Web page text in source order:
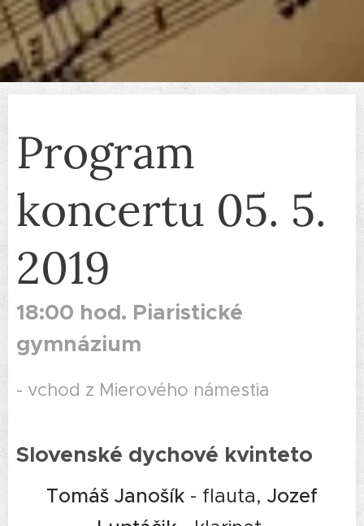
Program
koncertu 05. 5.
2019
18:00 hod. Piaristické
gymnázium
- vchod z Mierového námestia
Slovenské dychové kvinteto
Tomáš Janošík - flauta, Jozef